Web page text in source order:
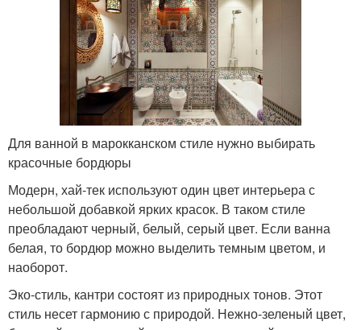
Для ванной в марокканском стиле нужно выбирать
красочные бордюры
Модерн, хай-тек используют один цвет интерьера с
небольшой добавкой ярких красок. В таком стиле
преобладают черный, белый, серый цвет. Если ванна
белая, то бордюр можно выделить темным цветом, и
наоборот.
Эко-стиль, кантри состоят из природных тонов. Этот
стиль несет гармонию с природой. Нежно-зеленый цвет,